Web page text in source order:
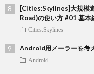
[Cities:Skylines]大規模
Road)の使い方 #01 基本
Cities:Skylines
Android用メーラーを考
Android